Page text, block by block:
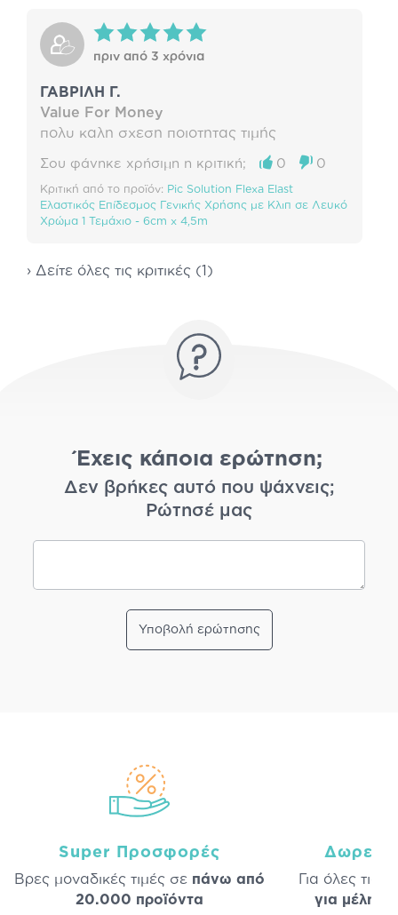
πριν από 3 χρόνια
ΓΑΒΡΙΛΗ Γ.
Value For Money
πολυ καλη σχεση ποιοτητας τιμής
Σου φάνηκε χρήσιμη η κριτική; 0 0
Κριτική από το προϊόν: Pic Solution Flexa Elast
Ελαστικός Επίδεσμος Γενικής Χρήσης με Κλιπ σε Λευκό
Χρώμα 1 Τεμάχιο - 6cm x 4,5m
› Δείτε όλες τις κριτικές (1)
Έχεις κάποια ερώτηση;
Δεν βρήκες αυτό που ψάχνεις;
Ρώτησέ μας
Υποβολή ερώτησης
Super Προσφορές
Βρες μοναδικές τιμές σε πάνω από
20.000 προϊόντα
Δωρεάν
Για όλες τις
για μέλη